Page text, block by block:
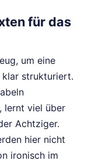
für das
um eine
klar strukturiert.
lernt viel über
Achtziger.
hier nicht
ironisch im